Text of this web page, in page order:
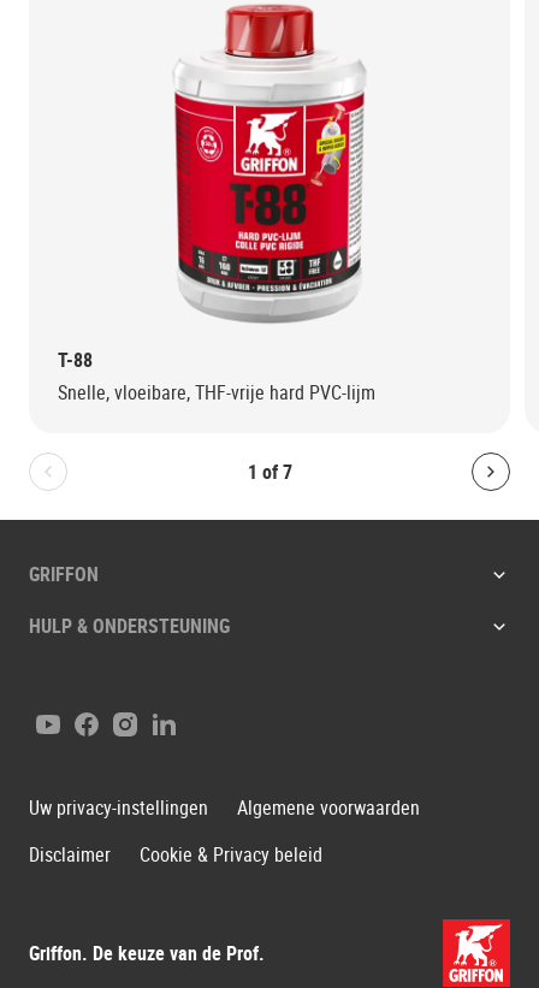
1 of 7
Bolton.General.PreviousSlide
T-88
Snelle, vloeibare, THF-vrije hard PVC-lijm
GRIFFON
HULP & ONDERSTEUNING
Griffon. De keuze van de Prof.
YouTubeFacebook
Instagram
LinkedIn
Uw privacy-instellingen
Algemene voorwaarden
Disclaimer
Cookie & Privacy beleid